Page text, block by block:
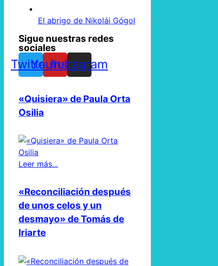
El abrigo de Nikolái Gógol
Sigue nuestras redes
sociales
TwitterYoutube
Instagram
«Quisiera» de Paula Orta
Osilia
Leer más...
«Reconciliación después
de unos celos y un
desmayo» de Tomás de
Iriarte